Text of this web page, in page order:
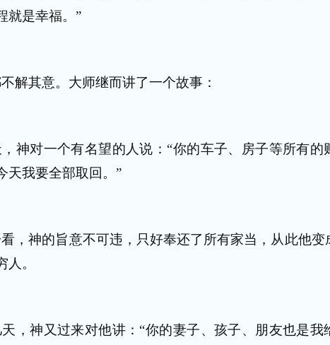
就是幸福。”
解其意。大师继而讲了一个故事：
神对一个有名望的人说：“你的车子、房子等所有的
天我要全部取回。”
，神的旨意不可违，只好奉还了所有家当，从此他变
人。
，神又过来对他讲：“你的妻子、孩子、朋友也是我